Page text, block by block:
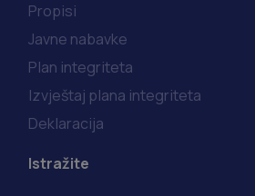
Propisi
Javne nabavke
Plan integriteta
Izvještaj plana integriteta
Deklaracija
Istražite